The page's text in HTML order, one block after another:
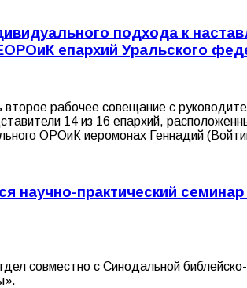
подхода к
епархий Уральского
рабочее совещание с
14 из 16 епархий,
ОРОиК иеромонах Геннадий
практический
совместно с Синодальной библейско-